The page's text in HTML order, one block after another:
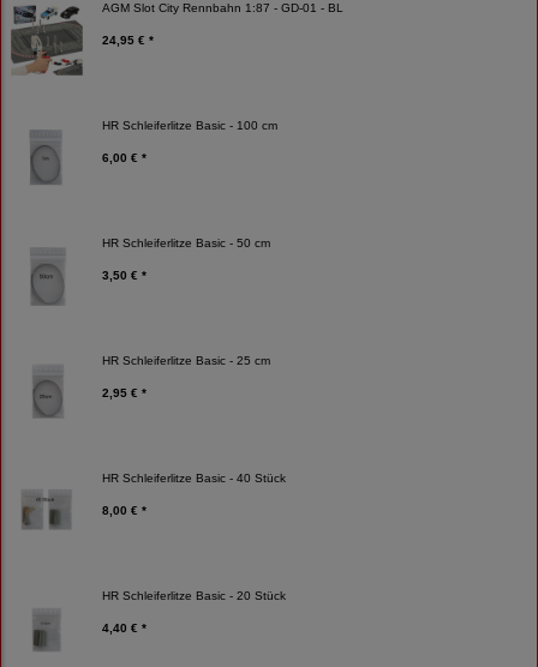
AGM Slot City Rennbahn 1:87 - GD-01 - BL
24,95 € *
HR Schleiferlitze Basic - 100 cm
6,00 € *
HR Schleiferlitze Basic - 50 cm
3,50 € *
HR Schleiferlitze Basic - 25 cm
2,95 € *
HR Schleiferlitze Basic - 40 Stück
8,00 € *
HR Schleiferlitze Basic - 20 Stück
4,40 € *